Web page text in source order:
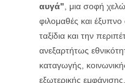
αυγά", μια σοφή
φιλομαθές και
ταξίδια και την
ανεξαρτήτως
καταγωγής,
εξωτερικής